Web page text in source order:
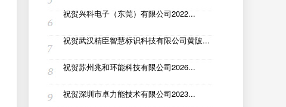
祝贺兴科电子（东莞）有限公司2022...
祝贺武汉精臣智慧标识科技有限公司黄陂...
祝贺苏州兆和环能科技有限公司2026...
祝贺深圳市卓力能技术有限公司2023...